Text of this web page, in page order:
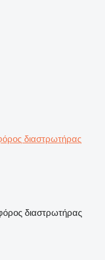
διαστρωτήρας
διαστρωτήρας